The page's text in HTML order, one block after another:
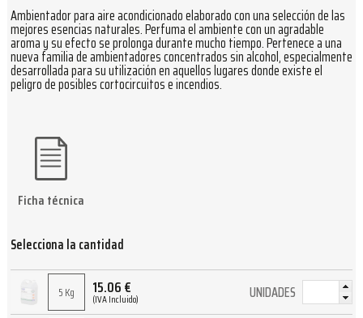
Ambientador para aire acondicionado elaborado con una selección de las
mejores esencias naturales. Perfuma el ambiente con un agradable
aroma y su efecto se prolonga durante mucho tiempo. Pertenece a una
nueva familia de ambientadores concentrados sin alcohol, especialmente
desarrollada para su utilización en aquellos lugares donde existe el
peligro de posibles cortocircuitos e incendios.
Selecciona la cantidad
5 Kg 15.06€
(IVA Incluido) UNIDADES
Ficha técnica